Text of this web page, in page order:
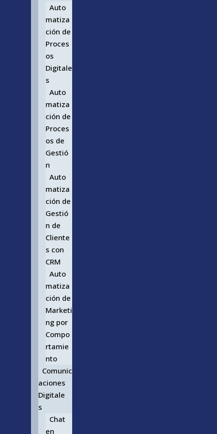
Auto
matiza
ción de
Proces
os
Digitale
s
Auto
matiza
ción de
Proces
os de
Gestió
n
Auto
matiza
ción de
Gestió
n de
Cliente
s con
CRM
Auto
matiza
ción de
Marketi
ng por
Compo
rtamie
nto
Comunic
aciones
Digitale
s
Chat
en